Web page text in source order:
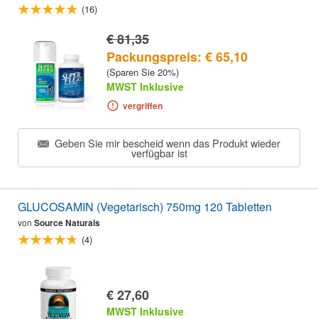
(16)
€ 81,35
Packungspreis: € 65,10
(Sparen Sie 20%)
MWST Inklusive
vergriffen
Geben Sie mir bescheid wenn das Produkt wieder
verfügbar ist
GLUCOSAMIN (Vegetarisch) 750mg 120 Tabletten
von Source Naturals
(4)
€ 27,60
MWST Inklusive